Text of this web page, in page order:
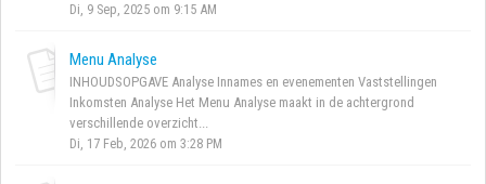
Di, 9 Sep, 2025 om 9:15 AM
Menu Analyse
INHOUDSOPGAVE Analyse Innames en evenementen Vaststellingen
Inkomsten Analyse Het Menu Analyse maakt in de achtergrond
verschillende overzicht...
Di, 17 Feb, 2026 om 3:28 PM